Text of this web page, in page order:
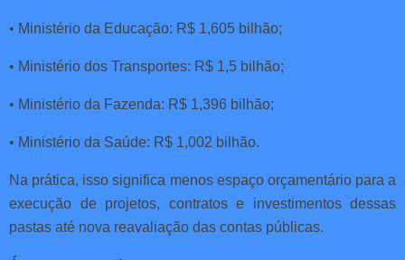
• Ministério da Educação: R$ 1,605 bilhão;
• Ministério dos Transportes: R$ 1,5 bilhão;
• Ministério da Fazenda: R$ 1,396 bilhão;
• Ministério da Saúde: R$ 1,002 bilhão.
Na prática, isso significa menos espaço orçamentário para a
execução de projetos, contratos e investimentos dessas
pastas até nova reavaliação das contas públicas.